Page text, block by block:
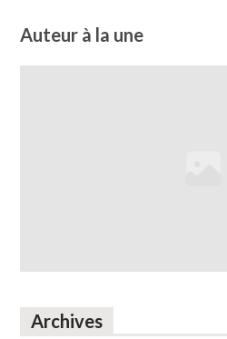
Auteur à la une
Archives